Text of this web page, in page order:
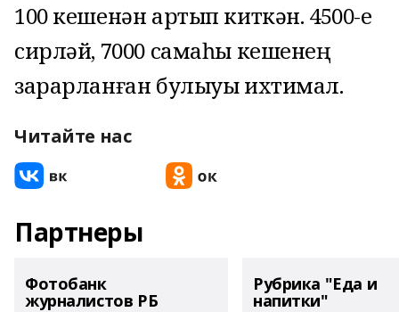
100 кешенән артып киткән. 4500-е
сирләй, 7000 самаһы кешенең
зарарланған булыуы ихтимал.
Читайте нас
Партнеры
Фотобанк
журналистов РБ
Рубрика "Еда и
напитки"